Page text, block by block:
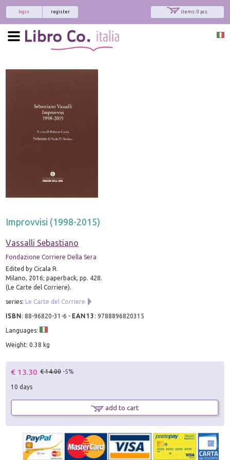
items: 0 pcs.
register
login
Improvvisi (1998-2015)
Vassalli Sebastiano
Fondazione Corriere Della Sera
Edited by Cicala R.
Milano, 2016; paperback, pp. 428.
(Le Carte del Corriere).
series: Le Carte del Corriere
ISBN:88-96820-31-6 - EAN13 :9788896820315
Languages:
Weight: 0.38 kg
€ 13.30 € 14.00 -5%
10 days
add to cart